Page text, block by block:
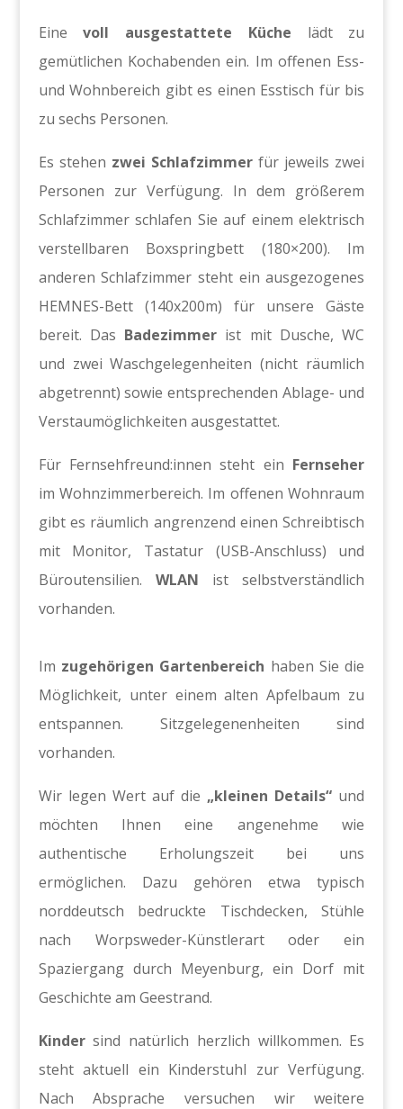
Einevoll ausgestattete Küche lädt zu
gemütlichen Kochabenden ein. Im offenen Ess-
und Wohnbereich gibt es einen Esstisch für bis
zu sechs Personen.
Es stehen zwei Schlafzimmer für jeweils zwei
Personen zur Verfügung. In dem größerem
Schlafzimmer schlafen Sie auf einem elektrisch
verstellbaren Boxspringbett (180×200). Im
anderen Schlafzimmer steht ein ausgezogenes
HEMNES-Bett (140x200m) für unsere Gäste
bereit. Das Badezimmer ist mit Dusche, WC
und zwei Waschgelegenheiten (nicht räumlich
abgetrennt) sowie entsprechenden Ablage- und
Verstaumöglichkeiten ausgestattet.
Für Fernsehfreund:innen steht ein Fernseher
im Wohnzimmerbereich. Im offenen Wohnraum
gibt es räumlich angrenzend einen Schreibtisch
mit Monitor, Tastatur (USB-Anschluss) und
Büroutensilien. WLAN ist selbstverständlich
vorhanden.
Im zugehörigen Gartenbereich haben Sie die
Möglichkeit, unter einem alten Apfelbaum zu
entspannen. Sitzgelegenenheiten sind
vorhanden.
Wir legen Wert auf die „kleinen Details“ und
möchten Ihnen eine angenehme wie
authentische Erholungszeit bei uns
ermöglichen. Dazu gehören etwa typisch
norddeutsch bedruckte Tischdecken, Stühle
nach Worpsweder-Künstlerart oder ein
Spaziergang durch Meyenburg, ein Dorf mit
Geschichte am Geestrand.
Kindersind natürlich herzlich willkommen. Es
steht aktuell ein Kinderstuhl zur Verfügung.
Nach Absprache versuchen wir weitere